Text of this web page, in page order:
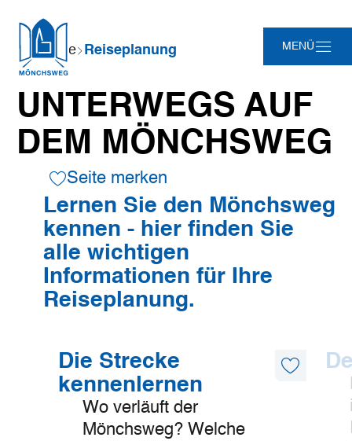
Hauptinhalt
Suche
Navigation
Footer
MENÜ
Sie
sind
hier:
Startseite Reiseplanung
UNTERWEGS AUF
DEM MÖNCHSWEG
Seite merken
Lernen Sie den Mönchsweg
kennen - hier finden Sie
alle wichtigen
Informationen für Ihre
Reiseplanung.
Diesen
Die Strecke
kennenlernen
Wo verläuft der
Mönchsweg? Welche
Routenverlauf